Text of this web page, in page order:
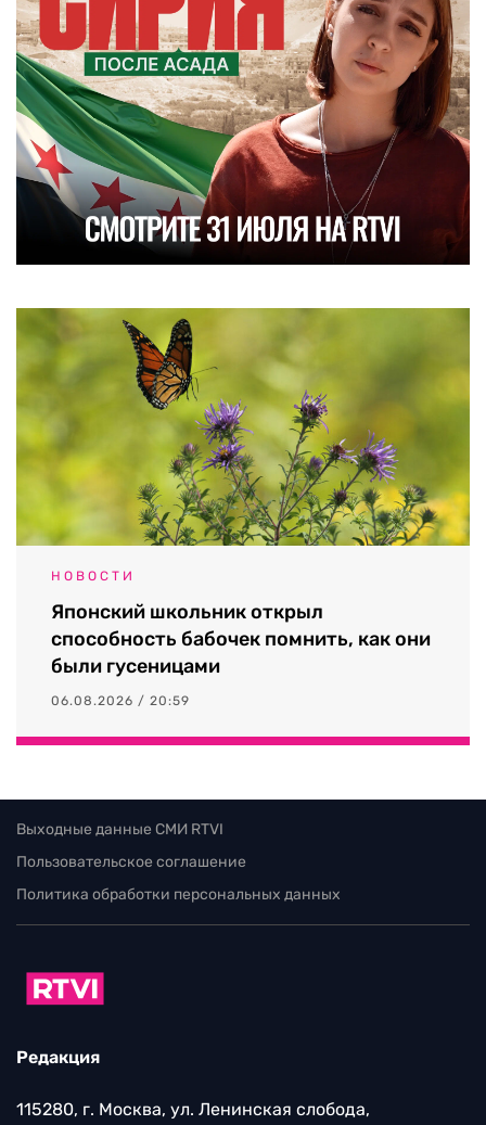
НОВОСТИ
Японский школьник открыл
способность бабочек помнить, как они
были гусеницами
06.08.2026 / 20:59
Выходные данные СМИ RTVI
Пользовательское соглашение
Политика обработки персональных данных
Редакция
115280, г. Москва, ул. Ленинская слобода,